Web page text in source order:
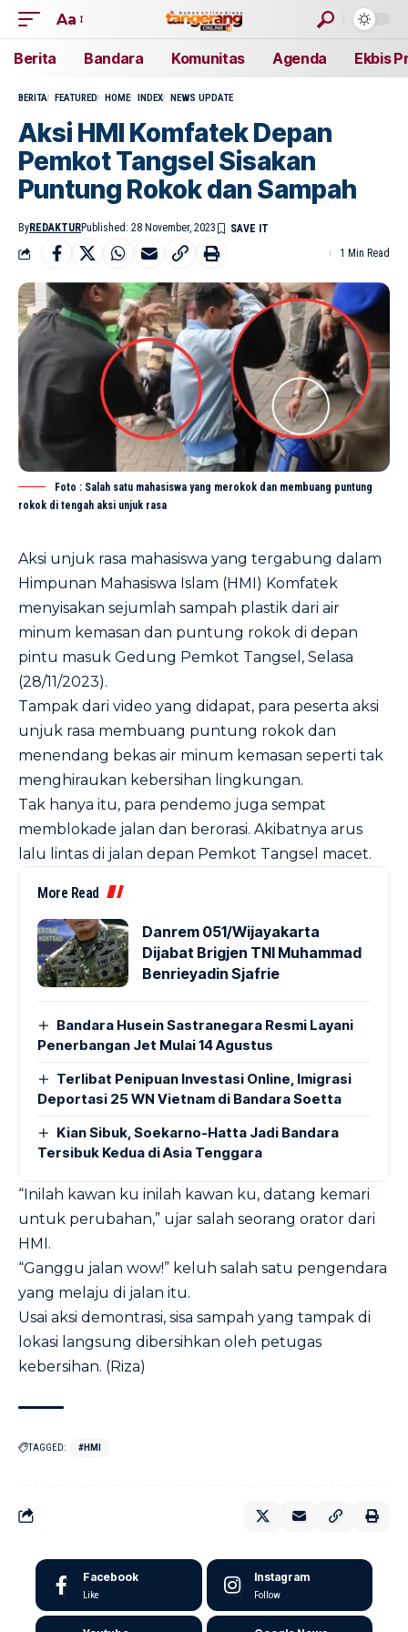
Aa
Berita Bandara Komunitas Agenda Ekbis
BERITA FEATURED HOME INDEX NEWS UPDATE
Aksi HMI Komfatek Depan
Pemkot Tangsel Sisakan
Puntung Rokok dan Sampah
ByREDAKTURPublished: 28 November, 2023
1 Min Read
Foto : Salah satu mahasiswa yang merokok dan membuang puntung
rokok di tengah aksi unjuk rasa
Aksi unjuk rasa mahasiswa yang tergabung dalam
Himpunan Mahasiswa Islam (HMI) Komfatek
menyisakan sejumlah sampah plastik dari air
minum kemasan dan puntung rokok di depan
pintu masuk Gedung Pemkot Tangsel, Selasa
(28/11/2023).
Tampak dari video yang didapat, para peserta aksi
unjuk rasa membuang puntung rokok dan
menendang bekas air minum kemasan seperti tak
menghiraukan kebersihan lingkungan.
Tak hanya itu, para pendemo juga sempat
memblokade jalan dan berorasi. Akibatnya arus
lalu lintas di jalan depan Pemkot Tangsel macet.
More Read
Danrem 051/Wijayakarta
Dijabat Brigjen TNI Muhammad
Benrieyadin Sjafrie
Bandara Husein Sastranegara Resmi Layani
Penerbangan Jet Mulai 14 Agustus
Terlibat Penipuan Investasi Online, Imigrasi
Deportasi 25 WN Vietnam di Bandara Soetta
Kian Sibuk, Soekarno-Hatta Jadi Bandara
Tersibuk Kedua di Asia Tenggara
“Inilah kawan ku inilah kawan ku, datang kemari
untuk perubahan,” ujar salah seorang orator dari
HMI.
“Ganggu jalan wow!” keluh salah satu pengendara
yang melaju di jalan itu.
Usai aksi demontrasi, sisa sampah yang tampak di
lokasi langsung dibersihkan oleh petugas
kebersihan. (Riza)
TAGGED: #HMI
Facebook
Like
Instagram
Follow